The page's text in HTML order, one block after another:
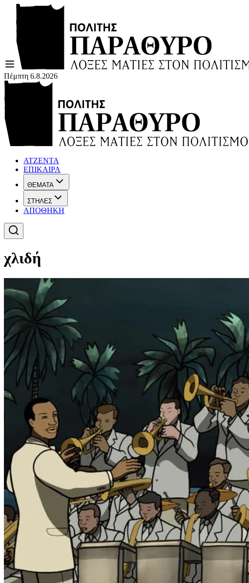
Πέμπτη 6.8.2026
ΑΤΖΕΝΤΑ
ΕΠΙΚΑΙΡΑ
ΘΕΜΑΤΑ
ΣΤΗΛΕΣ
ΑΠΟΘΗΚΗ
χλιδή